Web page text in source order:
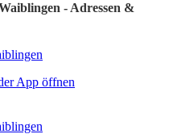
- Adressen &
App öffnen